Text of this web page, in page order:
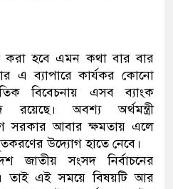
সিল-স্বাক্ষর জালিয়াতি চক্রের পাঁচ
উদ্ধার
জনগণ পরিবর্তন চেয়েছে বলেই
প্রধানমন্ত্রী
করা হবে এমন কথা বার বার
এ ব্যাপারে কার্যকর কোনো
বিবেচনায় এসব ব্যাংক
রয়েছে। অবশ্য অর্থমন্ত্রী
সরকার আবার ক্ষমতায় এলে
উদ্যোগ হাতে নেবে।
জাতীয় সংসদ নির্বাচনের
তাই এই সময়ে বিষয়টি আর